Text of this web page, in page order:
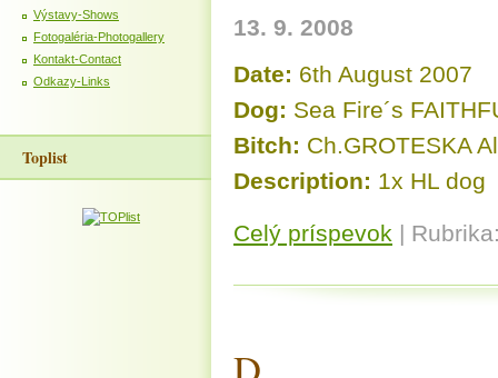
Výstavy-Shows
Fotogaléria-Photogallery
Kontakt-Contact
Odkazy-Links
Toplist
13. 9. 2008
Date: 6th August 2007
Dog: Sea Fire´s
Bitch: Ch.GROTESKA
Description: 1x HL dog
Celý príspevok |